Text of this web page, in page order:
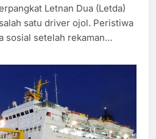
Letnan Dua (Letda)
satu driver ojol. Peristiwa
sosial setelah rekaman…